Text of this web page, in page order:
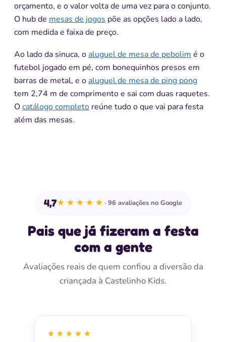
orçamento, e o valor volta de uma vez para o conjunto.
O hub de mesas de jogos põe as opções lado a lado,
com medida e faixa de preço.
Ao lado da sinuca, o aluguel de mesa de pebolim é o
futebol jogado em pé, com bonequinhos presos em
barras de metal, e o aluguel de mesa de ping pong
tem 2,74 m de comprimento e sai com duas raquetes.
Ocatálogo completo reúne tudo o que vai para festa
além das mesas.
4,7★★★★★ 96 avaliações no Google
Pais que já fizeram a festa
com a gente
Avaliações reais de quem confiou a diversão da
criançada à Castelinho Kids.
★★★★★